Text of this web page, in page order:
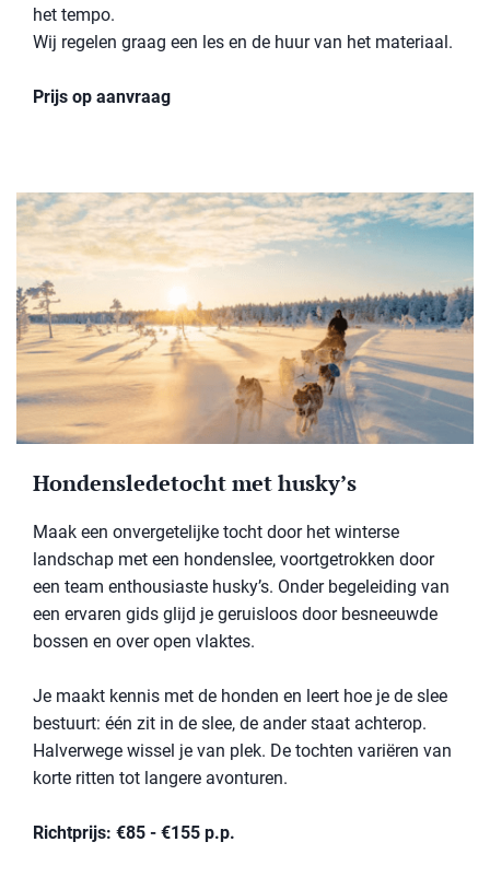
het tempo.
Wij regelen graag een les en de huur van het materiaal.
Prijs op aanvraag
Hondensledetocht met husky’s
Maak een onvergetelijke tocht door het winterse
landschap met een hondenslee, voortgetrokken door
een team enthousiaste husky’s. Onder begeleiding van
een ervaren gids glijd je geruisloos door besneeuwde
bossen en over open vlaktes.
Je maakt kennis met de honden en leert hoe je de slee
bestuurt: één zit in de slee, de ander staat achterop.
Halverwege wissel je van plek. De tochten variëren van
korte ritten tot langere avonturen.
Richtprijs: €85 - €155 p.p.